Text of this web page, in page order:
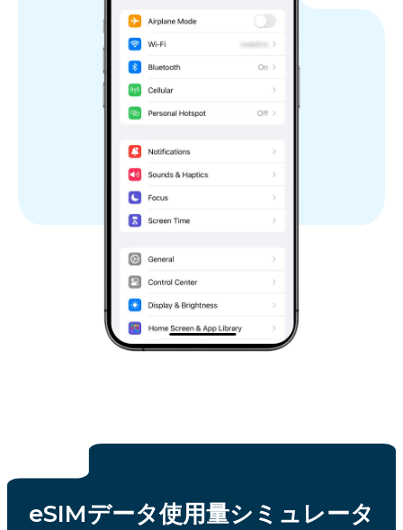
eSIMデータ使用量シミュレータ